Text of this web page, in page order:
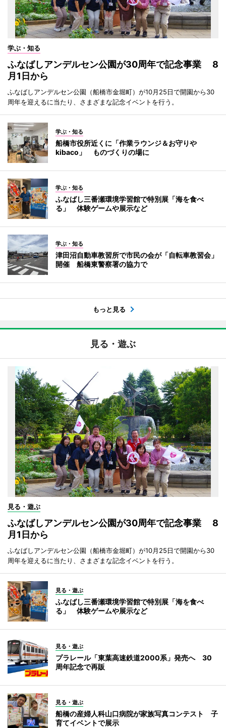
学ぶ・知る
ふなばしアンデルセン公園が30周年で記念事業 8
月1日から
ふなばしアンデルセン公園（船橋市金堀町）が10月25日で開園から30
周年を迎えるに当たり、さまざまな記念イベントを行う。
学ぶ・知る
船橋市役所近くに「作業ラウンジ＆お守りや
kibaco」 ものづくりの場に
学ぶ・知る
ふなばし三番瀬環境学習館で特別展「海を食べ
る」 体験ゲームや展示など
学ぶ・知る
津田沼自動車教習所で市民の会が「自転車教習会」
開催 船橋東警察署の協力で
もっと見る
見る・遊ぶ
見る・遊ぶ
ふなばしアンデルセン公園が30周年で記念事業 8
月1日から
ふなばしアンデルセン公園（船橋市金堀町）が10月25日で開園から30
周年を迎えるに当たり、さまざまな記念イベントを行う。
見る・遊ぶ
ふなばし三番瀬環境学習館で特別展「海を食べ
る」 体験ゲームや展示など
見る・遊ぶ
プラレール「東葉高速鉄道2000系」発売へ 30
周年記念で再販
見る・遊ぶ
船橋の産婦人科山口病院が家族写真コンテスト 子
育てイベントで展示